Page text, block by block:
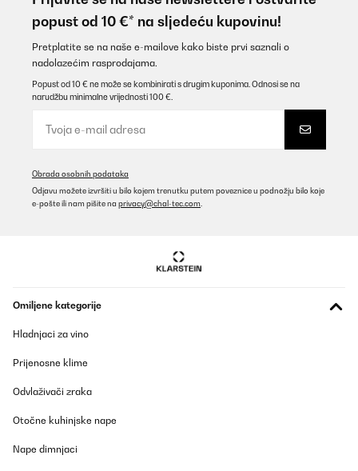
popust od 10 €* na sljedeću kupovinu!
Pretplatite se na naše e-mailove kako biste prvi saznali o
nadolazećim rasprodajama.
Popust od 10 € ne može se kombinirati s drugim kuponima. Odnosi se na
narudžbu minimalne vrijednosti 100 €.
Obrada osobnih podataka
Odjavu možete izvršiti u bilo kojem trenutku putem poveznice u podnožju bilo koje
e-pošte ili nam pišite na privacy@chal-tec.com
Omiljene kategorije
Hladnjaci za vino
Prijenosne klime
Odvlaživači zraka
Otočne kuhinjske nape
Nape dimnjaci